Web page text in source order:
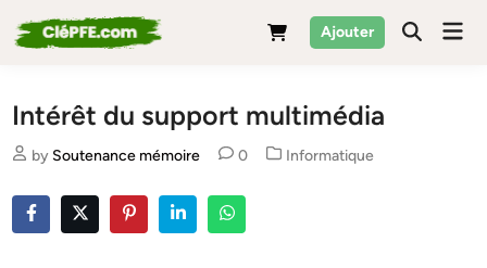
to
Ajouter
Intérêt du support multimédia
by Soutenance mémoire 0
Posted
Informatique